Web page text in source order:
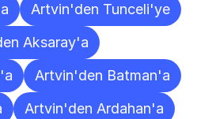
Artvin'den Tunceli'ye
Aksaray'a
Artvin'den Batman'a
Artvin'den Ardahan'a